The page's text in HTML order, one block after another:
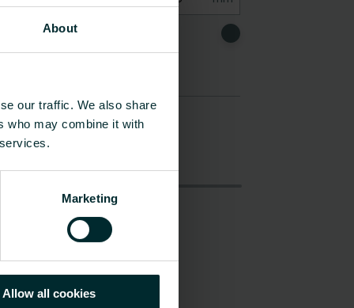
About
our traffic. We also share
who may combine it with
Marketing
Allow all cookies